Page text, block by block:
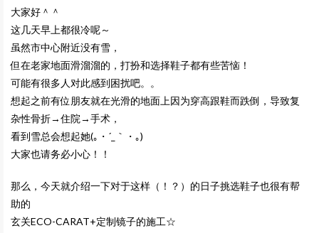
大家好＾＾
这几天早上都很冷呢～
虽然市中心附近没有雪，
但在老家地面滑溜溜的，打扮和选择鞋子都有些苦恼！
可能有很多人对此感到困扰吧。。
想起之前有位朋友就在光滑的地面上因为穿高跟鞋而跌倒，导致复
杂性骨折→住院→手术，
看到雪总会想起她(｡・´_｀・｡)
大家也请务必小心！！
那么，今天就介绍一下对于这样（！？）的日子挑选鞋子也很有帮
助的
玄关ECO-CARAT+定制镜子的施工☆